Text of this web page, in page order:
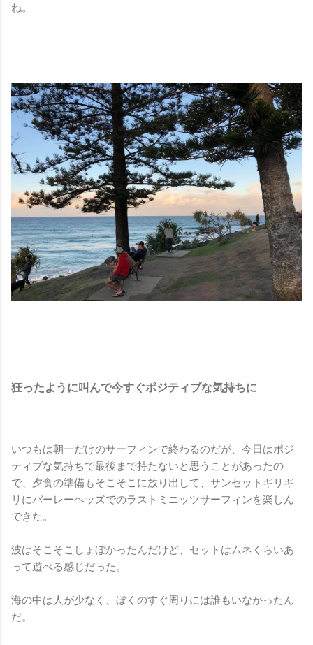
ね。
狂ったように叫んで今すぐポジティブな気持ちに
いつもは朝一だけのサーフィンで終わるのだが、今日はポジ
ティブな気持ちで最後まで持たないと思うことがあったの
で、夕食の準備もそこそこに放り出して、サンセットギリギ
リにバーレーヘッズでのラストミニッツサーフィンを楽しん
できた。
波はそこそこしょぼかったんだけど、セットはムネくらいあ
って遊べる感じだった。
海の中は人が少なく、ぼくのすぐ周りには誰もいなかったん
だ。